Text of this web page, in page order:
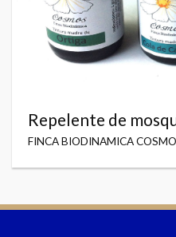
Repelente de
FINCA BIODINAMICA